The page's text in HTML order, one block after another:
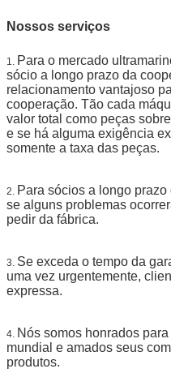
Nossos serviços
1. Para o mercado
sócio a longo prazo da
relacionamento vantajoso
cooperação. Tão cada
valor total como peças
e se há alguma exigência
somente a taxa das peças.
2. Para sócios a longo
se alguns problemas
pedir da fábrica.
3. Se exceda o tempo da
uma vez urgentemente,
expressa.
4. Nós somos honrados
mundial e amados seus
produtos.